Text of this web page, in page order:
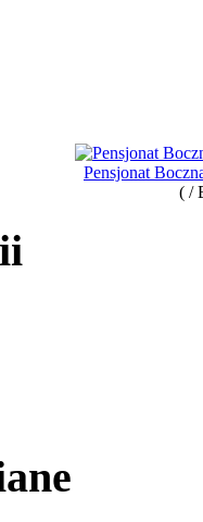
Pensjonat
( /